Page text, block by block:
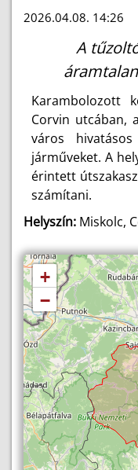
2026.04.08. 14:26
A
Karambolozott
Corvin utcában,
város
járműveket. A
érintett
számítani.
Helyszín: Miskolc,
+
−